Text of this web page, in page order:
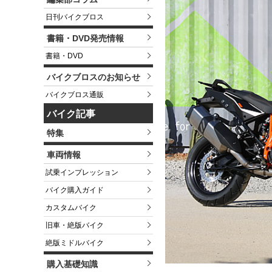
日刊バイクブロス
書籍・DVD発売情報
書籍・DVD
バイクブロスのお知らせ
バイクブロス通販
バイク記事
特集
車両情報
試乗インプレッション
バイク購入ガイド
カスタムバイク
旧車・絶版バイク
絶版ミドルバイク
購入基礎知識